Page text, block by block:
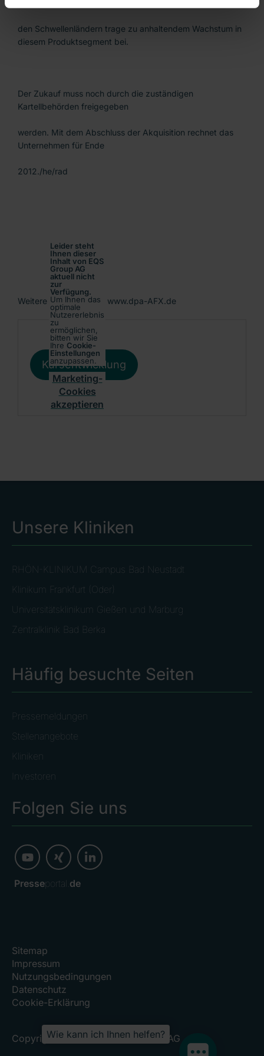
den Schwellenländern trage zu anhaltendem Wachstum in
diesem Produktsegment bei.
Der Zukauf muss noch durch die zuständigen
Kartellbehörden freigegeben
werden. Mit dem Abschluss der Akquisition rechnet das
Unternehmen für Ende
2012./he/rad
Weitere Informationen: www.dpa-AFX.de
Leider steht
Ihnen dieser
Inhalt von EQS
Group AG
aktuell nicht
zur
Verfügung.
Um Ihnen das
optimale
Nutzererlebnis
zu
ermöglichen,
bitten wir Sie
Ihre Cookie-
Einstellungen
anzupassen.
Marketing-
Cookies
akzeptieren
Kursentwicklung
Unsere Kliniken
RHÖN-KLINIKUM Campus Bad Neustadt
Klinikum Frankfurt (Oder)
Universitätsklinikum Gießen und Marburg
Zentralklinik Bad Berka
Häufig besuchte Seiten
Pressemeldungen
Stellenangebote
Kliniken
Investoren
Folgen Sie uns
Presseportal. de
Sitemap
Impressum
Nutzungsbedingungen
Datenschutz
Cookie-Erklärung
Copyright 2026, RHÖN-KLINIKUM AG
Wie kann ich Ihnen helfen?